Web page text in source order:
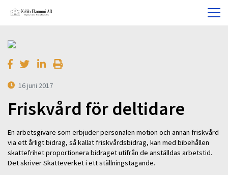
16 juni 2017
Friskvård för deltidare
En arbetsgivare som erbjuder personalen motion och annan friskvård
via ett årligt bidrag, så kallat friskvårdsbidrag, kan med bibehållen
skattefrihet proportionera bidraget utifrån de anställdas arbetstid.
Det skriver Skatteverket i ett ställningstagande.